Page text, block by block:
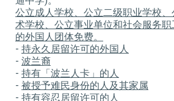
公立成人学校、公立二级职业学校
术学校、公立事业单位和社会服务
的外国人团体免费。
- 持永久居留许可的外国人
- 波兰裔
- 持有 「波兰人卡 」 的人
- 被授予难民身份的人及其家属
- 持有容忍居留许可的人